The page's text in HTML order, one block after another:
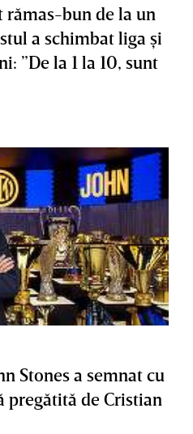
bun de la un
a schimbat liga şi
”De la 1 la 10, sunt
Stones a semnat cu
pregătită de Cristian